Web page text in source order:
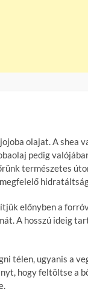
olajat. A shea
pedig
természetes
előnyben a
A hosszú ideig
télen, ugyanis a
hogy feltöltse a